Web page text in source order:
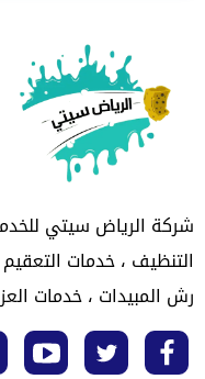
شركة الرياض سيتي
التنظيف ، خدمات
رش المبيدات ، خدمات
تابعنا
تابعنا